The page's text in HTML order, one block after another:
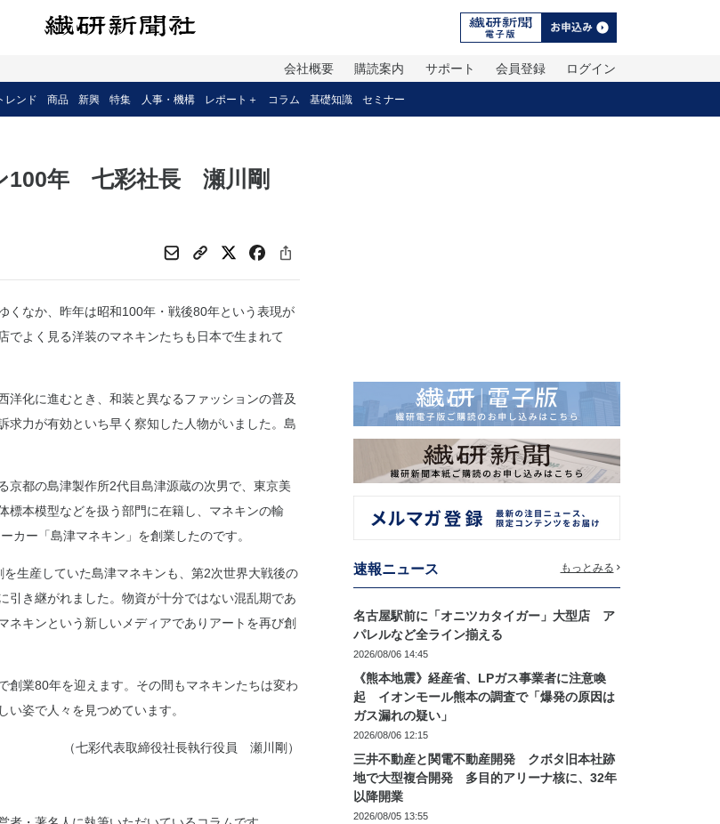
ログイン
会員登録
サポート
購読案内
会社概要
レンド 商品 新興 特集 人事・機構 レポート＋ コラム 基礎知識 セミナー
100年 七彩社長 瀬川剛
くなか、昨年は昭和100年・戦後80年という表現が
でよく見る洋装のマネキンたちも日本で生まれて
洋化に進むとき、和装と異なるファッションの普及
求力が有効といち早く察知した人物がいました。島
京都の島津製作所2代目島津源蔵の次男で、東京美
標本模型などを扱う部門に在籍し、マネキンの輸
カー「島津マネキン」を創業したのです。
生産していた島津マネキンも、第2次世界大戦後の
引き継がれました。物資が十分ではない混乱期であ
ネキンという新しいメディアでありアートを再び創
業80年を迎えます。その間もマネキンたちは変わ
姿で人々を見つめています。
（七彩代表取締役社長執行役員 瀬川剛）
速報ニュース もっとみる
名古屋駅前に「オニツカタイガー」大型店 ア
パレルなど全ライン揃える
2026/08/06 14:45
《熊本地震》経産省、LPガス事業者に注意喚
起 イオンモール熊本の調査で「爆発の原因は
ガス漏れの疑い」
2026/08/06 12:15
三井不動産と関電不動産開発 クボタ旧本社跡
地で大型複合開発 多目的アリーナ核に、32年
以降開業
2026/08/05 13:55